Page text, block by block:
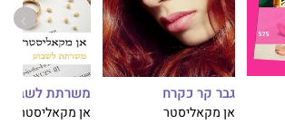
גבר קר כקרח
אן מקאליסטר
משרתת לשבוע
אן מקאליסטר